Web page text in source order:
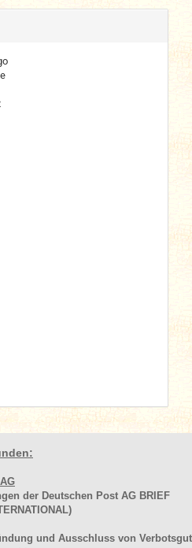
der Deutschen Post AG BRIEF
und Ausschluss von Verbotsgut